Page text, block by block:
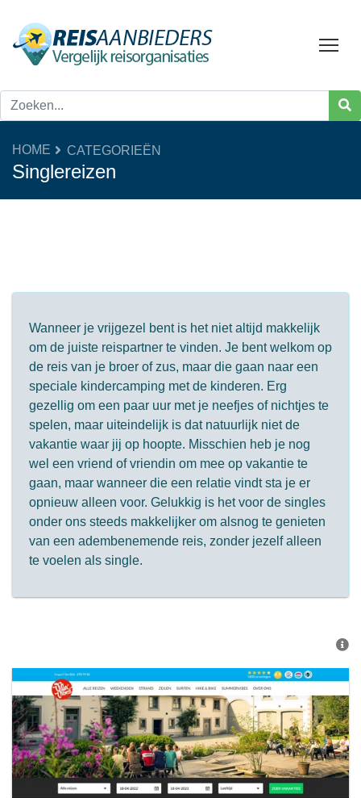
HOME CATEGORIEËN
Singlereizen
Wanneer je vrijgezel bent is het niet altijd makkelijk
om de juiste reispartner te vinden. Je bent welkom op
de reis van je broer of zus, maar die gaan naar een
speciale kindercamping met de kinderen. Erg
gezellig om een paar uur met je neefjes of nichtjes te
spelen, maar uiteindelijk is dat natuurlijk niet de
vakantie waar jij op hoopte. Misschien heb je nog
wel een vriend of vriendin om mee op vakantie te
gaan, maar wanneer die een relatie vindt sta je er
opnieuw alleen voor. Gelukkig is het voor de singles
onder ons steeds makkelijker om alsnog te genieten
van een adembenemende reis, zonder jezelf alleen
te voelen als single.